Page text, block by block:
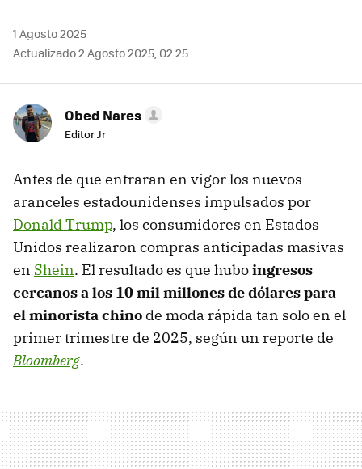
1 Agosto 2025
Actualizado 2 Agosto 2025, 02:25
Obed Nares
Editor Jr
Antes de que entraran en vigor los nuevos
aranceles estadounidenses impulsados por
Donald Trump, los consumidores en Estados
Unidos realizaron compras anticipadas masivas
en Shein. El resultado es que huboingresos
cercanos a los 10 mil millones de dólares para
el minorista chino de moda rápida tan solo en el
primer trimestre de 2025, según un reporte de
Bloomberg.